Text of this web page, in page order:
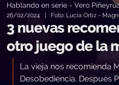
Hablando en serie - Vero
26/02/2024 | Foto: Lucía Ortiz -
3 nuevas
otro juego de la
La vieja nos recomienda
Desobediencia. Después